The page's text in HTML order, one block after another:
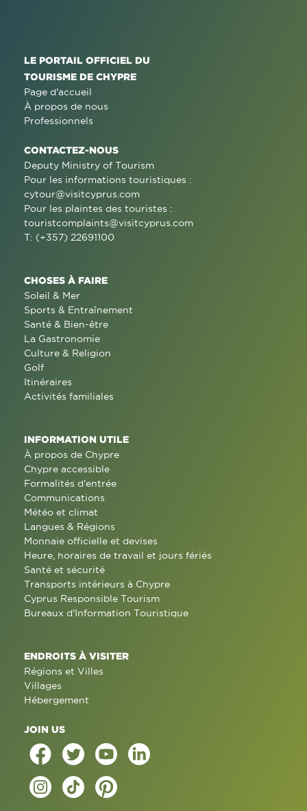
LE PORTAIL OFFICIEL DU
TOURISME DE CHYPRE
Page d'accueil
À propos de nous
Professionnels
CONTACTEZ-NOUS
Deputy Ministry of Tourism
Pour les informations touristiques :
cytour@visitcyprus.com
Pour les plaintes des touristes :
touristcomplaints@visitcyprus.com
T: (+357) 22691100
CHOSES À FAIRE
Soleil & Mer
Sports & Entraînement
Santé & Bien-être
La Gastronomie
Culture & Religion
Golf
Itinéraires
Activités familiales
INFORMATION UTILE
À propos de Chypre
Chypre accessible
Formalités d'entrée
Communications
Météo et climat
Langues & Régions
Monnaie officielle et devises
Heure, horaires de travail et jours fériés
Santé et sécurité
Transports intérieurs à Chypre
Cyprus Responsible Tourism
Bureaux d'Information Touristique
ENDROITS À VISITER
Régions et Villes
Villages
Hébergement
JOIN US